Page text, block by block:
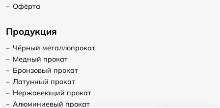
– Офёрта
Продукция
– Чёрный металлопрокат
– Медный прокат
– Бронзовый прокат
– Латунный прокат
– Нержавеющий прокат
– Алюминиевый прокат